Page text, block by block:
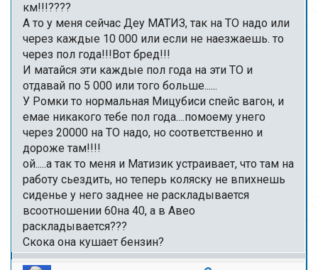
км!!!????
А то у меня сейчас Деу МАТИЗ, так на ТО надо или
через каждые 10 000 или если не наезжаешь. то
через пол года!!!Вот бред!!!
И матайся эти каждые пол года на эти ТО и
отдавай по 5 000 или того больше......
У Ромки то нормальная Мицубиси спейс вагон, и
емае никакого тебе пол года....помоему унего
через 20000 на ТО надо, но соответственно и
дороже там!!!!
ой.....а так то меня и Матизик устраивает, что там на
работу сьездить, но теперь коляску не впихнешь
сиденье у него заднее не раскладывается
всоотношении 60на 40, а в Авео
раскладывается???
Скока она кушает бензин?